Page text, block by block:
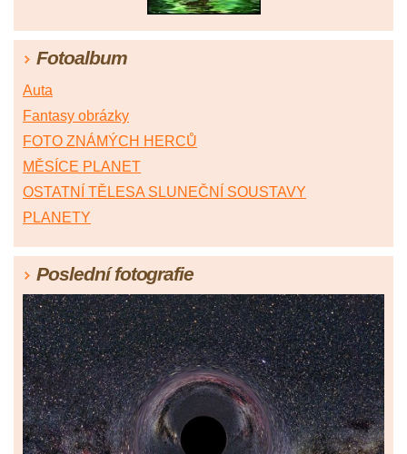
Fotoalbum
Auta
Fantasy obrázky
FOTO ZNÁMÝCH HERCŮ
MĚSÍCE PLANET
OSTATNÍ TĚLESA SLUNEČNÍ SOUSTAVY
PLANETY
Poslední fotografie